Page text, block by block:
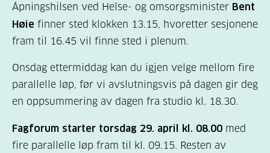
Åpningshilsen ved Helse- og omsorgsminister Bent
Høie finner sted klokken 13.15, hvoretter sesjonene
fram til 16.45 vil finne sted i plenum.
Onsdag ettermiddag kan du igjen velge mellom fire
parallelle løp, før vi avslutningsvis på dagen gir deg
en oppsummering av dagen fra studio kl. 18.30.
Fagforum starter torsdag 29. april kl. 08.00 med
fire parallelle løp fram til kl. 09.15. Resten av